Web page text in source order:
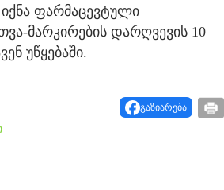
ფარმაცევტული
მარკირების დარღვევის 10
უწყებაში.
გაზიარება